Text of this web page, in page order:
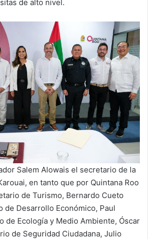
de alto nivel.
Salem Alowais el secretario de la
en tanto que por Quintana Roo
de Turismo, Bernardo Cueto
de Desarrollo Económico, Paul
de Ecología y Medio Ambiente, Óscar
de Seguridad Ciudadana, Julio